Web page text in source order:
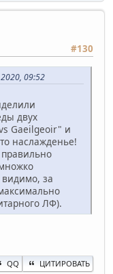
#130
09:52
двух
Gaeilgeoir" и
наслажденье!
за
ЛФ).
QQ ЦИТИРОВАТЬ